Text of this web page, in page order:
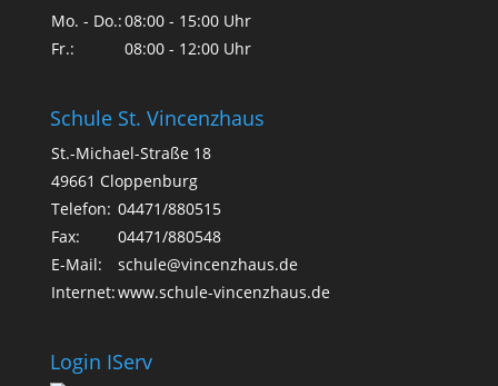
Mo. - Do.:08:00 - 15:00 Uhr
Fr.:
08:00 - 12:00 Uhr
Schule St. Vincenzhaus
St.-Michael-Straße 18
49661 Cloppenburg
Telefon: 04471/880515
Fax:
04471/880548
E-Mail:
schule@vincenzhaus.de
Internet:www.schule-vincenzhaus.de
Login IServ